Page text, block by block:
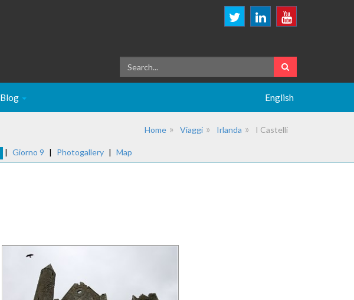
Blog English
Home Viaggi Irlanda I Castelli
| Giorno 9 | Photogallery | Map